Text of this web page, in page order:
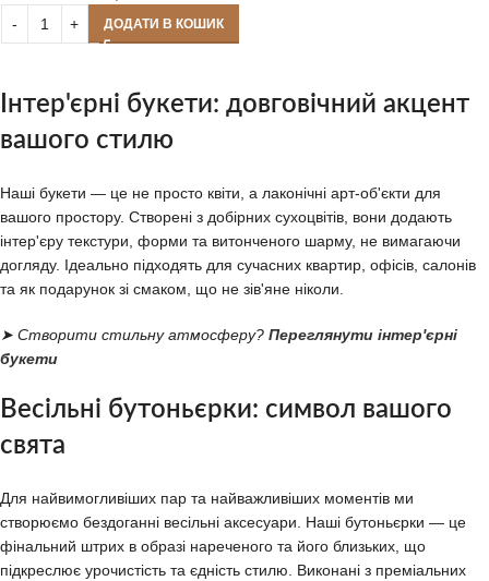
ДОДАТИ В КОШИК
Інтер'єрні букети: довговічний акцент
вашого стилю
Наші букети — це не просто квіти, а лаконічні арт-об'єкти для
вашого простору. Створені з добірних сухоцвітів, вони додають
інтер'єру текстури, форми та витонченого шарму, не вимагаючи
догляду. Ідеально підходять для сучасних квартир, офісів, салонів
та як подарунок зі смаком, що не зів'яне ніколи.
➤ Створити стильну атмосферу? Переглянути інтер'єрні
букети
Весільні бутоньєрки: символ вашого
свята
Для найвимогливіших пар та найважливіших моментів ми
створюємо бездоганні весільні аксесуари. Наші бутоньєрки — це
фінальний штрих в образі нареченого та його близьких, що
підкреслює урочистість та єдність стилю. Виконані з преміальних